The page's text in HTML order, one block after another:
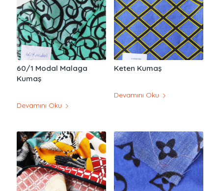
60/1 Modal Malaga
Kumaş
Devamını Oku
Keten Kumaş
Devamını Oku